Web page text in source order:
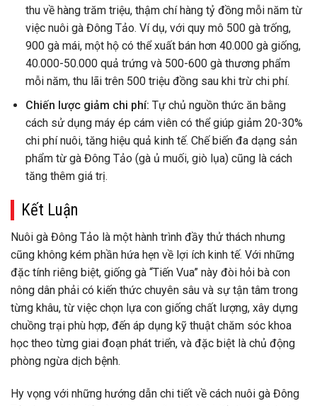
thu về hàng trăm triệu, thậm chí hàng tỷ đồng mỗi năm từ
việc nuôi gà Đông Tảo. Ví dụ, với quy mô 500 gà trống,
900 gà mái, một hộ có thể xuất bán hơn 40.000 gà giống,
40.000-50.000 quả trứng và 500-600 gà thương phẩm
mỗi năm, thu lãi trên 500 triệu đồng sau khi trừ chi phí.
Chiến lược giảm chi phí: Tự chủ nguồn thức ăn bằng
cách sử dụng máy ép cám viên có thể giúp giảm 20-30%
chi phí nuôi, tăng hiệu quả kinh tế. Chế biến đa dạng sản
phẩm từ gà Đông Tảo (gà ủ muối, giò lụa) cũng là cách
tăng thêm giá trị.
Kết Luận
Nuôi gà Đông Tảo là một hành trình đầy thử thách nhưng
cũng không kém phần hứa hẹn về lợi ích kinh tế. Với những
đặc tính riêng biệt, giống gà “Tiến Vua” này đòi hỏi bà con
nông dân phải có kiến thức chuyên sâu và sự tận tâm trong
từng khâu, từ việc chọn lựa con giống chất lượng, xây dựng
chuồng trại phù hợp, đến áp dụng kỹ thuật chăm sóc khoa
học theo từng giai đoạn phát triển, và đặc biệt là chủ động
phòng ngừa dịch bệnh.
Hy vọng với những hướng dẫn chi tiết về cách nuôi gà Đông